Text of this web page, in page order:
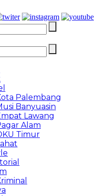
Palembang
Banyuasin
Lawang
Alam
Timur